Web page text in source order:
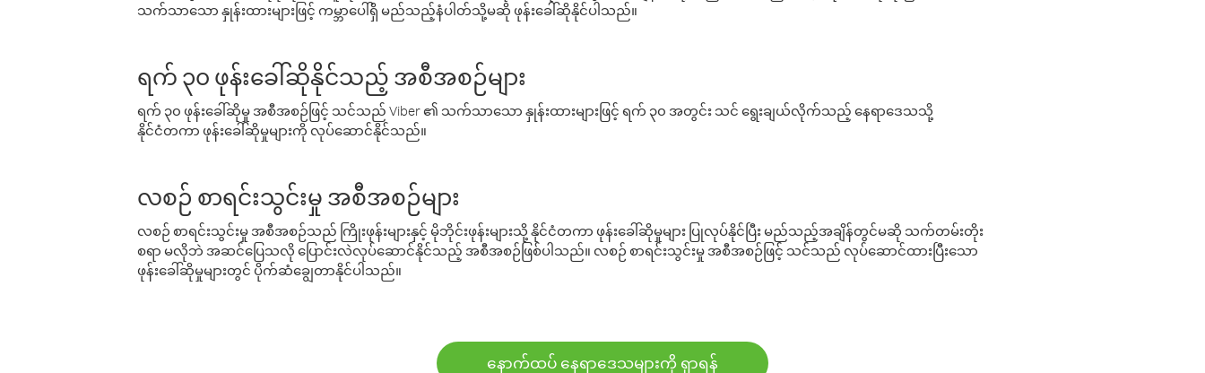
သက်သာသော နှုန်းထားများဖြင့် ကမ္ဘာပေါ်ရှိ မည်သည့်နံပါတ်သို့မဆို ဖုန်းခေါ်ဆိုနိုင်ပါသည်။
ရက် ၃၀ ဖုန်းခေါ်ဆိုနိုင်သည့် အစီအစဉ်များ
ရက် ၃၀ ဖုန်းခေါ်ဆိုမှု အစီအစဉ်ဖြင့် သင်သည် Viber ၏ သက်သာသော နှုန်းထားများဖြင့် ရက် ၃၀ အတွင်း သင် ရွေးချယ်လိုက်သည့် နေရာဒေသသို့
နိုင်ငံတကာ ဖုန်းခေါ်ဆိုမှုများကို လုပ်ဆောင်နိုင်သည်။
လစဉ် စာရင်းသွင်းမှု အစီအစဉ်များ
လစဉ် စာရင်းသွင်းမှု အစီအစဉ်သည် ကြိုးဖုန်းများနှင့် မိုဘိုင်းဖုန်းများသို့ နိုင်ငံတကာ ဖုန်းခေါ်ဆိုမှုများ ပြုလုပ်နိုင်ပြီး မည်သည့်အချိန်တွင်မဆို သက်တမ်းတိုး
စရာ မလိုဘဲ အဆင်ပြေသလို ပြောင်းလဲလုပ်ဆောင်နိုင်သည့် အစီအစဉ်ဖြစ်ပါသည်။ လစဉ် စာရင်းသွင်းမှု အစီအစဉ်ဖြင့် သင်သည် လုပ်ဆောင်ထားပြီးသော
ဖုန်းခေါ်ဆိုမှုများတွင် ပိုက်ဆံချွေတာနိုင်ပါသည်။
နောက်ထပ် နေရာဒေသများကို ရှာရန်